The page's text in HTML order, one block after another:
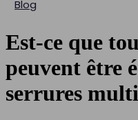
Blog
Est-ce que
peuvent être
serrures